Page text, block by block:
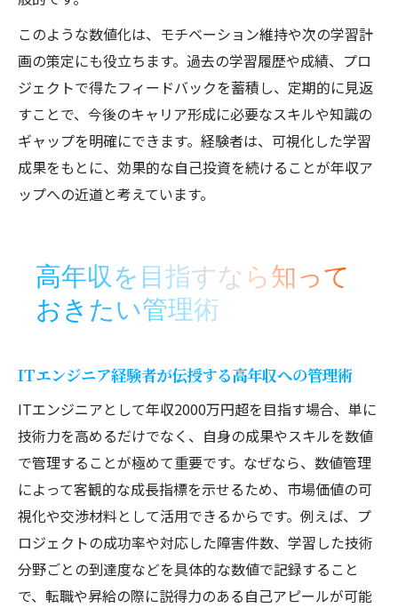
このような数値化は、モチベーション維持や次の学習計
画の策定にも役立ちます。過去の学習履歴や成績、プロ
ジェクトで得たフィードバックを蓄積し、定期的に見返
すことで、今後のキャリア形成に必要なスキルや知識の
ギャップを明確にできます。経験者は、可視化した学習
成果をもとに、効果的な自己投資を続けることが年収ア
ップへの近道と考えています。
高年収を目指すなら知って
おきたい管理術
ITエンジニア経験者が伝授する高年収への管理術
ITエンジニアとして年収2000万円超を目指す場合、単に
技術力を高めるだけでなく、自身の成果やスキルを数値
で管理することが極めて重要です。なぜなら、数値管理
によって客観的な成長指標を示せるため、市場価値の可
視化や交渉材料として活用できるからです。例えば、プ
ロジェクトの成功率や対応した障害件数、学習した技術
分野ごとの到達度などを具体的な数値で記録すること
で、転職や昇給の際に説得力のある自己アピールが可能